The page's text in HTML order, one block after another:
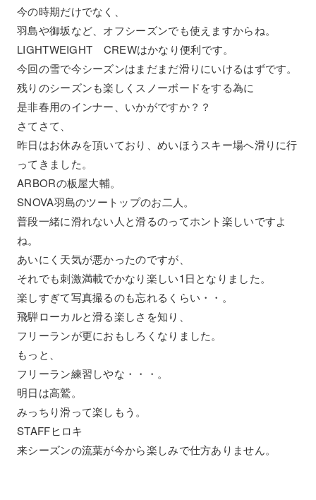
今の時期だけでなく、
羽島や御坂など、オフシーズンでも使えますからね。
LIGHTWEIGHT CREWはかなり便利です。
今回の雪で今シーズンはまだまだ滑りにいけるはずです。
残りのシーズンも楽しくスノーボードをする為に
是非春用のインナー、いかがですか？？
さてさて、
昨日はお休みを頂いており、めいほうスキー場へ滑りに行
ってきました。
ARBORの板屋大輔。
SNOVA羽島のツートップのお二人。
普段一緒に滑れない人と滑るのってホント楽しいですよ
ね。
あいにく天気が悪かったのですが、
それでも刺激満載でかなり楽しい1日となりました。
楽しすぎて写真撮るのも忘れるくらい・・。
飛騨ローカルと滑る楽しさを知り、
フリーランが更におもしろくなりました。
もっと、
フリーラン練習しやな・・・。
明日は高鷲。
みっちり滑って楽しもう。
STAFFヒロキ
来シーズンの流葉が今から楽しみで仕方ありません。